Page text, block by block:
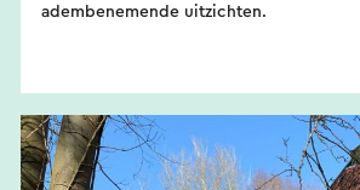
adembenemende uitzichten.